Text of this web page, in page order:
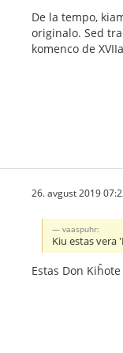
De la tempo,
originalo. Sed
komenco de
26. avgust 2019
vaaspuhr:
Kiu estas vera
Estas Don